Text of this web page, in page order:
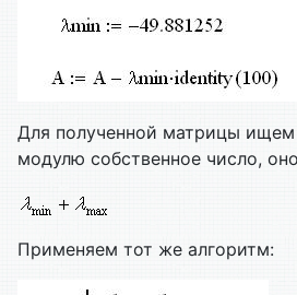
Для полученной матрицы
модулю собственное число,
Применяем тот же алгоритм: